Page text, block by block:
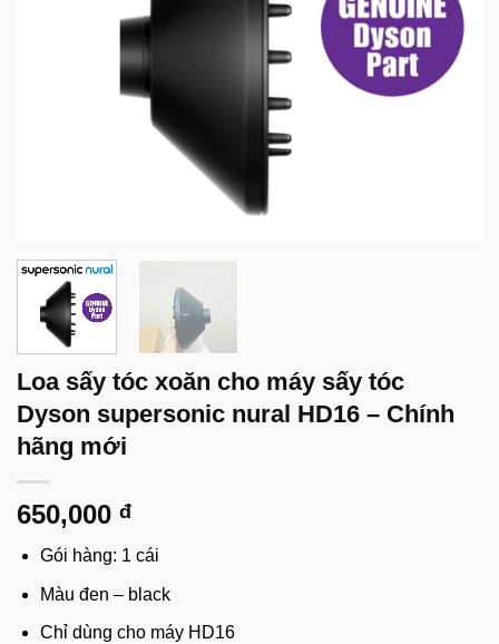
Loa sấy tóc xoăn cho máy sấy tóc
Dyson supersonic nural HD16 – Chính
hãng mới
650,000 đ
Gói hàng: 1 cái
Màu đen – black
Chỉ dùng cho máy HD16